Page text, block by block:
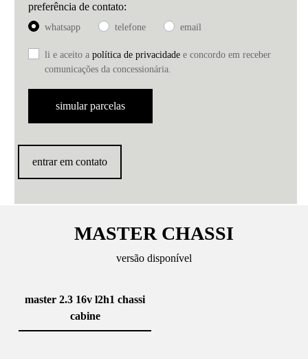
preferência de contato:
whatsapp telefone email
li e aceito a política de privacidadee concordo em receber
comunicações da concessionária.
simular parcelas
entrar em contato
MASTER CHASSI
versão disponível
master 2.3 16v l2h1 chassi
cabine